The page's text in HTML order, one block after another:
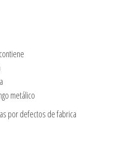
metálico
por defectos de fabrica